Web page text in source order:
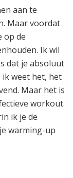
aan te
Maar voordat
op de
Ik wil
dat je absoluut
ik weet het, het
Maar het is
workout.
ik je de
warming-up